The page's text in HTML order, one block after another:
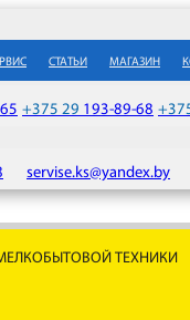
СТАТЬИ МАГАЗИН
+375 29 193-89-68
servise.ks@yandex.by
ТЕХНИКИ